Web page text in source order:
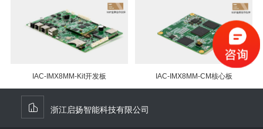
IAC-IMX8MM-Kit开发板 IAC-IMX8MM-CM核心板
浙江启扬智能科技有限公司